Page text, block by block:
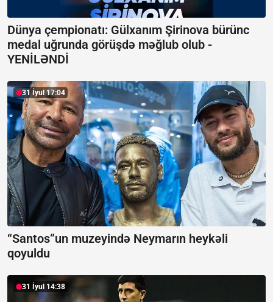
Dünya çempionatı: Gülxanım Şirinova bürünc
medal uğrunda görüşdə məğlub olub -
YENİLƏNDİ
31 İyul 17:04
“Santos”un muzeyində Neymarın heykəli
qoyuldu
31 İyul 14:38